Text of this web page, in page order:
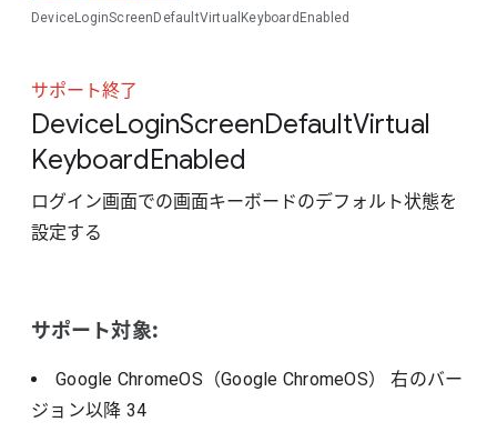
Chrome 151
非推奨ポリシーを含める
DeviceLoginScreenDefaultVirtualKeyboardEnabled
サポート終了
DeviceLoginScreenDefaultVirtual
KeyboardEnabled
ログイン画面での画面キーボードのデフォルト状態を
設定する
サポート対象:
Google ChromeOS（Google ChromeOS）右のバー
ジョン以降 34